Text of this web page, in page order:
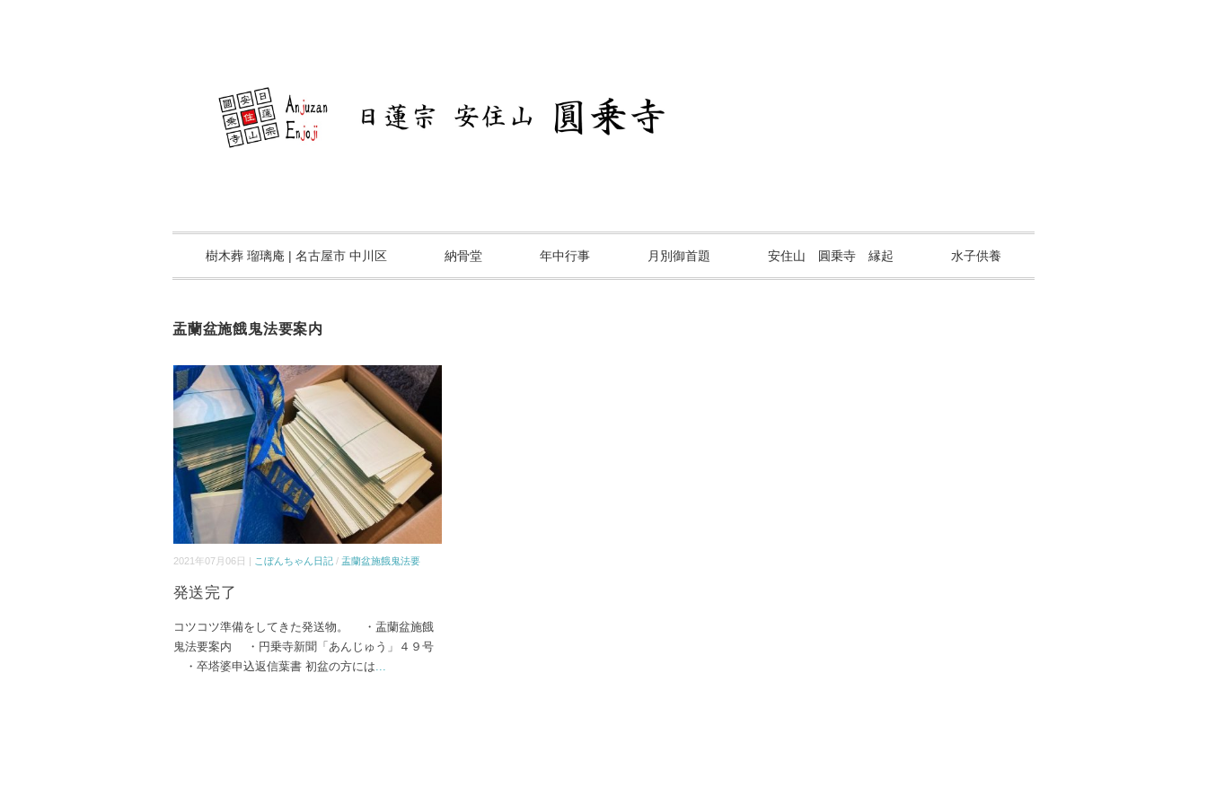
樹木葬 瑠璃庵 | 名古屋市 中川区 納骨堂 年中行事 月別御首題 安住山 圓乗寺 縁起 水子供養
盂蘭盆施餓鬼法要案内
2021年07月06日 | こぼんちゃん日記/ 盂蘭盆施餓鬼法要
発送完了
コツコツ準備をしてきた発送物。 ・盂蘭盆施餓
鬼法要案内 ・円乗寺新聞「あんじゅう」４９号
・卒塔婆申込返信葉書 初盆の方には